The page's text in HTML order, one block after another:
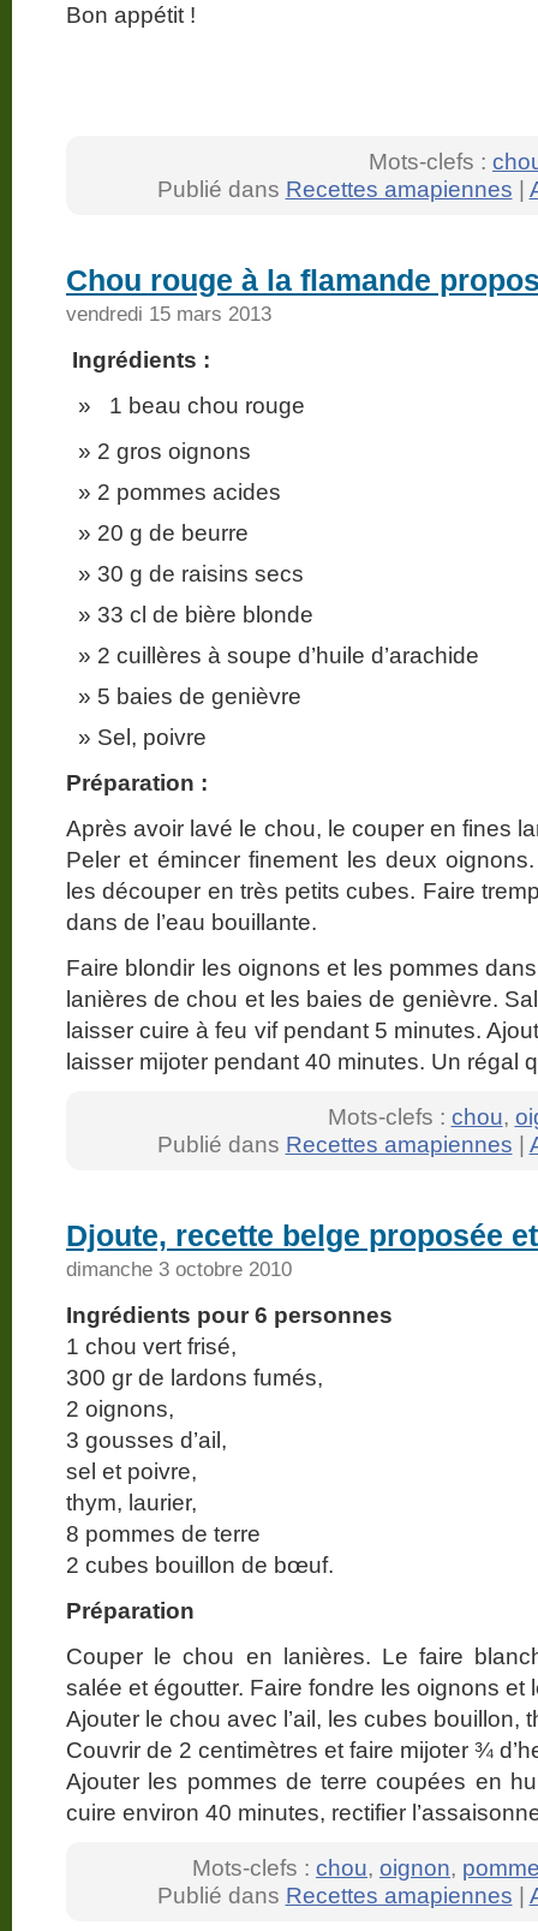
Bon appétit !
Mots-clefs :
Publié dans Recettes amapiennes |
Chou rouge à la flamande
vendredi 15 mars 2013
Ingrédients :
1 beau chou rouge
2 gros oignons
2 pommes acides
20 g de beurre
30 g de raisins secs
33 cl de bière blonde
2 cuillères à soupe d’huile d’arachide
5 baies de genièvre
Sel, poivre
Préparation :
Après avoir lavé le chou, le couper en fines
Peler et émincer finement les deux
les découper en très petits cubes. Faire
dans de l’eau bouillante.
Faire blondir les oignons et les pommes
lanières de chou et les baies de genièvre.
laisser cuire à feu vif pendant 5 minutes.
laisser mijoter pendant 40 minutes. Un régal
Mots-clefs : chou,
Publié dans Recettes amapiennes |
Djoute, recette belge proposée
dimanche 3 octobre 2010
Ingrédients pour 6 personnes
1 chou vert frisé,
300 gr de lardons fumés,
2 oignons,
3 gousses d’ail,
sel et poivre,
thym, laurier,
8 pommes de terre
2 cubes bouillon de bœuf.
Préparation
Couper le chou en lanières. Le faire
salée et égoutter. Faire fondre les oignons et
Ajouter le chou avec l’ail, les cubes bouillon,
Couvrir de 2 centimètres et faire mijoter ¾
Ajouter les pommes de terre coupées en
cuire environ 40 minutes, rectifier
Mots-clefs : chou, oignon,
Publié dans Recettes amapiennes |